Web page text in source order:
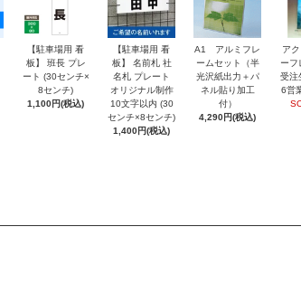
【駐車場用 看
板】 班長 プレ
ート (30センチ×
8センチ)
1,100円(税込)
【駐車場用 看
板】 名前札 社
名札 プレート
オリジナル制作
10文字以内 (30
センチ×8センチ)
1,400円(税込)
A1 アルミフレ
ームセット（半
光沢紙出力＋パ
ネル貼り加工
付）
4,290円(税込)
ア
ー
受注
6営